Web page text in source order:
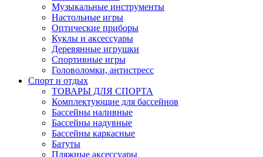
Музыкальные инструменты
Настольные игры
Оптические приборы
Куклы и аксессуары
Деревянные игрушки
Спортивные игры
Головоломки, антистресс
Спорт и отдых
ТОВАРЫ ДЛЯ СПОРТА
Комплектующие для бассейнов
Бассейны наливные
Бассейны надувные
Бассейны каркасные
Батуты
Пляжные аксессуары